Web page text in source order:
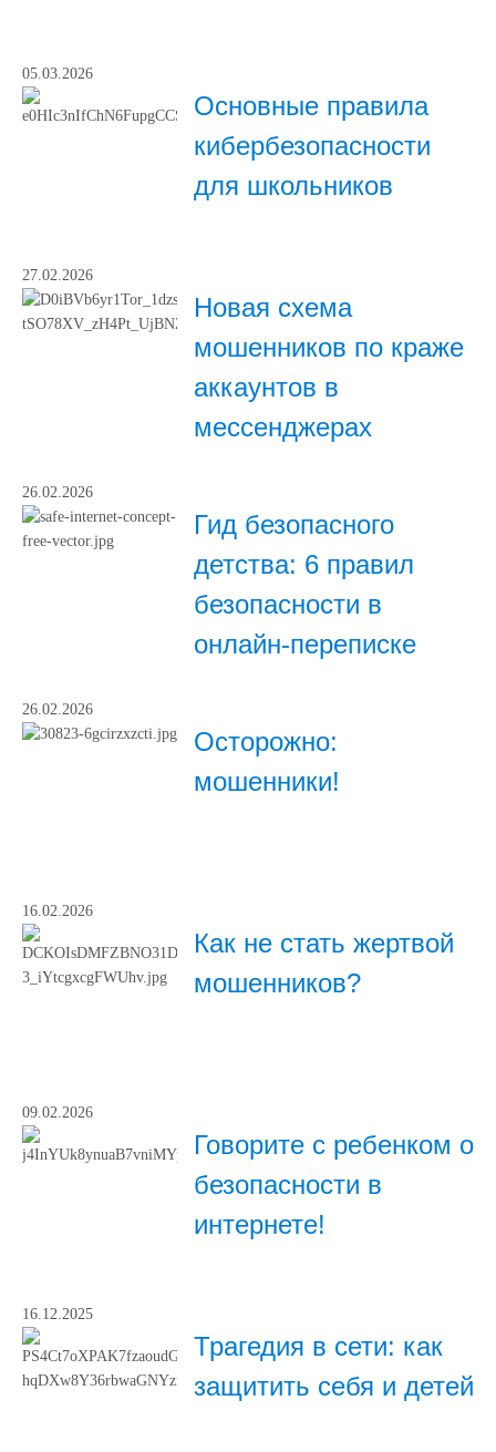
05.03.2026
Основные правила
кибербезопасности
для школьников
27.02.2026
Новая схема
мошенников по краже
аккаунтов в
мессенджерах
26.02.2026
Гид безопасного
детства: 6 правил
безопасности в
онлайн-переписке
26.02.2026
Осторожно:
мошенники!
16.02.2026
Как не стать жертвой
мошенников?
09.02.2026
Говорите с ребенком о
безопасности в
интернете!
16.12.2025
Трагедия в сети: как
защитить себя и детей